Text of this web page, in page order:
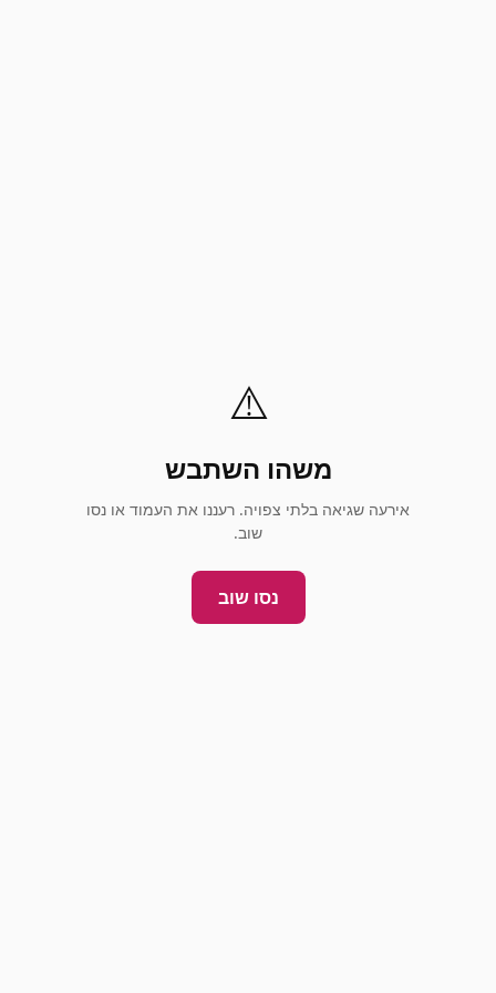
⚠️
משהו השתבש
אירעה שגיאה בלתי צפויה. רעננו את העמוד או נסו
שוב.
נסו שוב